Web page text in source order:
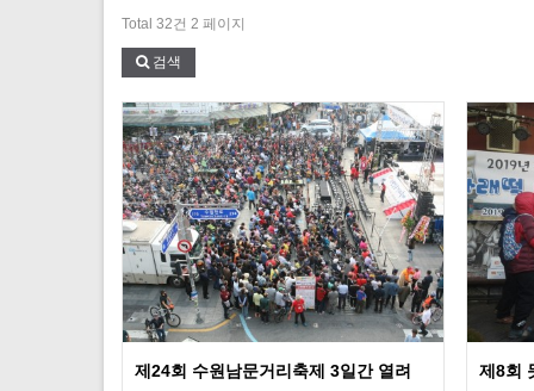
Total 32건 2 페이지
검색
제24회 수원남문거리축제 3일간 열려 제8회